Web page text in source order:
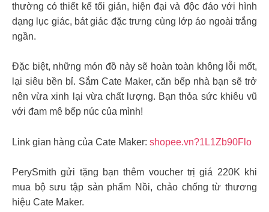
thường có thiết kế tối giản, hiện đại và độc đáo với hình
dạng lục giác, bát giác đặc trưng cùng lớp áo ngoài trắng
ngần.
Đặc biệt, những món đồ này sẽ hoàn toàn không lỗi mốt,
lại siêu bền bỉ. Sắm Cate Maker, căn bếp nhà bạn sẽ trở
nên vừa xinh lại vừa chất lượng. Bạn thỏa sức khiêu vũ
với đam mê bếp núc của mình!
Link gian hàng của Cate Maker: shopee.vn?1L1Zb90Flo
PerySmith gửi tặng bạn thêm voucher trị giá 220K khi
mua bộ sưu tập sản phẩm Nồi, chảo chống từ thương
hiệu Cate Maker.